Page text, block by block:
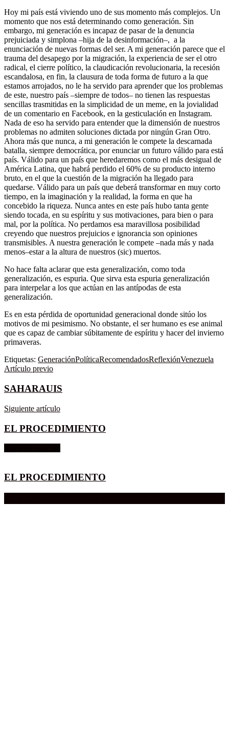
Hoy mi país está viviendo uno de sus momento más complejos. Un
momento que nos está determinando como generación. Sin
embargo, mi generación es incapaz de pasar de la denuncia
prejuiciada y simplona –hija de la desinformación–, a la
enunciación de nuevas formas del ser. A mi generación parece que el
trauma del desapego por la migración, la experiencia de ser el otro
radical, el cierre político, la claudicación revolucionaria, la recesión
escandalosa, en fin, la clausura de toda forma de futuro a la que
estamos arrojados, no le ha servido para aprender que los problemas
de este, nuestro país –siempre de todos– no tienen las respuestas
sencillas trasmitidas en la simplicidad de un meme, en la jovialidad
de un comentario en Facebook, en la gesticulación en Instagram.
Nada de eso ha servido para entender que la dimensión de nuestros
problemas no admiten soluciones dictada por ningún Gran Otro.
Ahora más que nunca, a mi generación le compete la descarnada
batalla, siempre democrática, por enunciar un futuro válido para está
país. Válido para un país que heredaremos como el más desigual de
América Latina, que habrá perdido el 60% de su producto interno
bruto, en el que la cuestión de la migración ha llegado para
quedarse. Válido para un país que deberá transformar en muy corto
tiempo, en la imaginación y la realidad, la forma en que ha
concebido la riqueza. Nunca antes en este país hubo tanta gente
siendo tocada, en su espíritu y sus motivaciones, para bien o para
mal, por la política. No perdamos esa maravillosa posibilidad
creyendo que nuestros prejuicios e ignorancia son opiniones
transmisibles. A nuestra generación le compete –nada más y nada
menos–estar a la altura de nuestros (sic) muertos.
No hace falta aclarar que esta generalización, como toda
generalización, es espuria. Que sirva esta espuria generalización
para interpelar a los que actúan en las antípodas de esta
generalización.
Es en esta pérdida de oportunidad generacional donde sitúo los
motivos de mi pesimismo. No obstante, el ser humano es ese animal
que es capaz de cambiar súbitamente de espíritu y hacer del invierno
primaveras.
Etiquetas: GeneraciónPolíticaRecomendadosReflexiónVenezuela
Artículo previo
SAHARAUIS
Siguiente artículo
EL PROCEDIMIENTO
EL PROCEDIMIENTO